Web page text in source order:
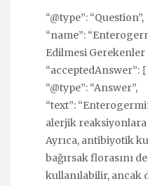
“@type”: “Question”,
“name”:
Edilmesi Gerekenler
“acceptedAnswer”: {
“@type”: “Answer”,
“text”:
alerjik
Ayrıca, antibiyotik
bağırsak florasını
kullanılabilir, ancak